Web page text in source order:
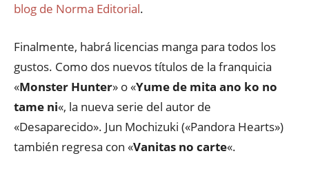
blog de Norma Editorial.
Finalmente, habrá licencias manga para todos los
gustos. Como dos nuevos títulos de la franquicia
«Monster Hunter» o «Yume de mita ano ko no
tame ni«, la nueva serie del autor de
«Desaparecido». Jun Mochizuki («Pandora Hearts»)
también regresa con «Vanitas no carte«.